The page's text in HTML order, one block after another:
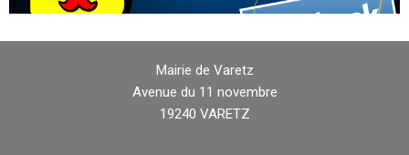
Mairie de Varetz
Avenue du 11 novembre
19240 VARETZ